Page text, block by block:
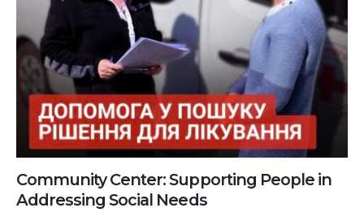
Community Center: Supporting People in
Addressing Social Needs